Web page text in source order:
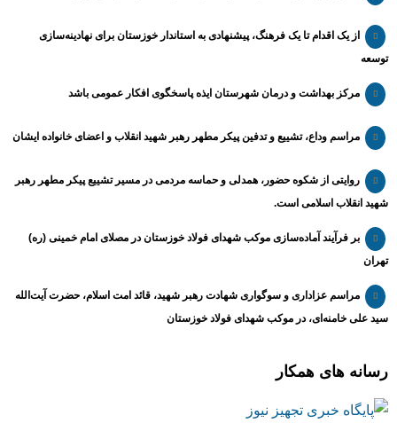
از یک اقدام تا یک فرهنگ، پیشنهادی به استاندار خوزستان برای نهادینه‌سازی
توسعه
مرکز بهداشت و درمان شهرستان ایذه پاسخگوی افکار عمومی باشد
مراسم وداع، تشییع و تدفین پیکر مطهر رهبر شهید انقلاب و اعضای خانواده ایشان
روایتی از شکوه حضور، همدلی و حماسه مردمی در مسیر تشییع پیکر مطهر رهبر
شهید انقلاب اسلامی است.
بر فرآیند آماده‌سازی موکب شهدای فولاد خوزستان در مصلای امام خمینی (ره)
تهران
مراسم عزاداری و سوگواری شهادت رهبر شهید، قائد امت اسلام، حضرت آیت‌الله
سید علی خامنه‌ای، در موکب شهدای فولاد خوزستان
رسانه های همکار